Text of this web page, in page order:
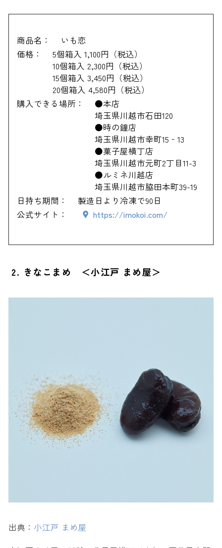
商品名：
いも恋
価格：
5個箱入 1,100円（税込）
10個箱入 2,300円（税込）
15個箱入 3,450円（税込）
20個箱入 4,580円（税込）
購入できる場所：
●本店
埼玉県川越市石田120
●時の鐘店
埼玉県川越市幸町15‐13
●菓子屋横丁店
埼玉県川越市元町2丁目11-3
●ルミネ川越店
埼玉県川越市脇田本町39-19
日持ち期間：
製造日より冷凍で90日
公式サイト：
https://imokoi.com/
2. きなこまめ ＜小江戸 まめ屋＞
出典： 小江戸 まめ屋